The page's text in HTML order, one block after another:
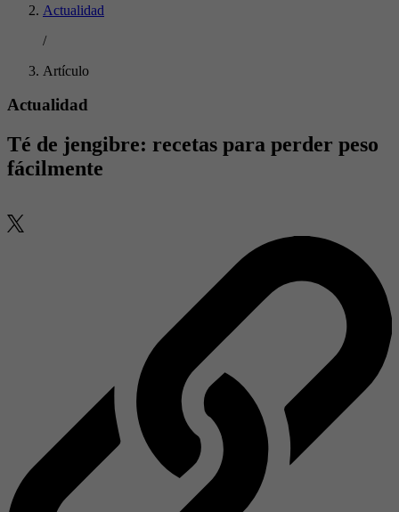
Actualidad
/
Artículo
Actualidad
Té de jengibre: recetas para perder peso
fácilmente